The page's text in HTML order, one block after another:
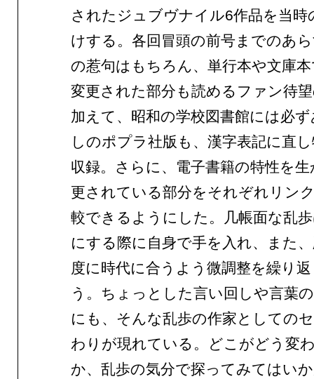
されたジュブヴナイル6作品を当時
けする。各回冒頭の前号までのあ
の惹句はもちろん、単行本や文庫
変更された部分も読めるファン待
加えて、昭和の学校図書館には必
しのポプラ社版も、漢字表記に直
収録。さらに、電子書籍の特性を
更されている部分をそれぞれリン
較できるようにした。几帳面な乱
にする際に自身で手を入れ、また
度に時代に合うよう微調整を繰り
う。ちょっとした言い回しや言葉
にも、そんな乱歩の作家としての
わりが現れている。どこがどう変
か、乱歩の気分で探ってみてはい